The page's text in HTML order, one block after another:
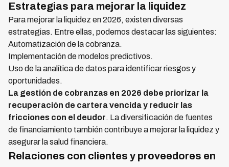
Estrategias para mejorar la liquidez
Para mejorar la liquidez en 2026, existen diversas
estrategias. Entre ellas, podemos destacar las siguientes:
Automatización de la cobranza.
Implementación de modelos predictivos.
Uso de la analítica de datos para identificar riesgos y
oportunidades.
La gestión de cobranzas en 2026 debe priorizar la
recuperación de cartera vencida y reducir las
fricciones con el deudor. La diversificación de fuentes
de financiamiento también contribuye a mejorar la liquidez y
asegurar la salud financiera.
Relaciones con clientes y proveedores en